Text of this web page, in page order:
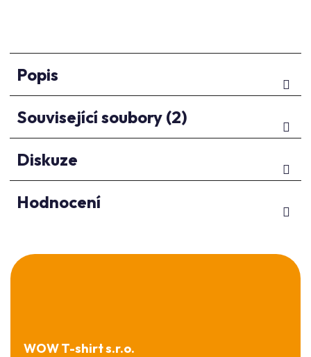
Popis
Související soubory (2)
Diskuze
Hodnocení
Z
á
WOW T-shirt s.r.o.